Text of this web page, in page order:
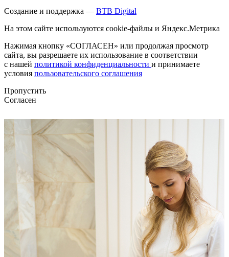
Создание и поддержка — BTB Digital
На этом сайте используются cookie-файлы и Яндекс.Метрика
Нажимая кнопку «СОГЛАСЕН» или продолжая просмотр
сайта, вы разрешаете их использование в соответствии
с нашей политикой конфиденциальности и принимаете
условия пользовательского соглашения
Пропустить
Согласен